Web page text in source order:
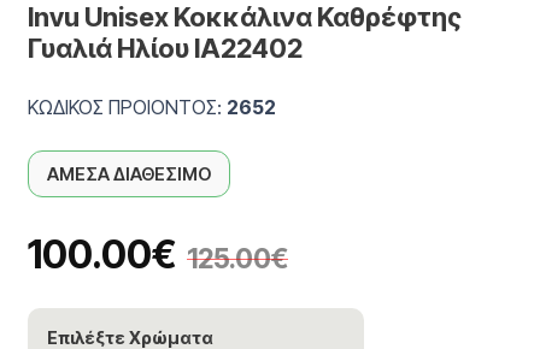
Invu Unisex Κοκκάλινα Καθρέφτης
Γυαλιά Ηλίου IA22402
ΚΩΔΙΚΟΣ ΠΡΟΙΟΝΤΟΣ: 2652
ΑΜΕΣΑ ΔΙΑΘΕΣΙΜΟ
100.00€ 125.00€
Επιλέξτε Χρώματα